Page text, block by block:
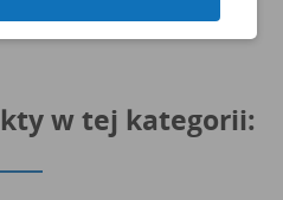
w tej kategorii: